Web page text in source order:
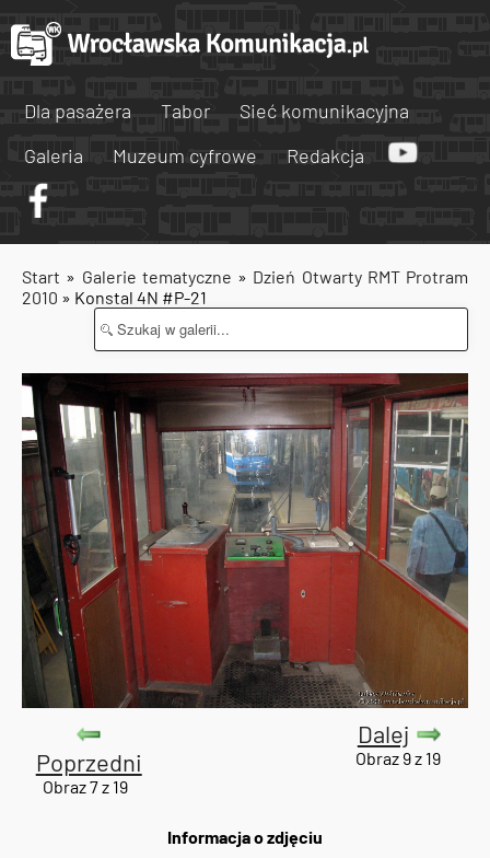
Dla pasażera Tabor
Sieć komunikacyjna
Galeria
Muzeum cyfrowe Redakcja
Start » Galerie tematyczne » Dzień Otwarty RMT Protram
2010 » Konstal 4N #P-21
Poprzedni
Obraz 7 z 19
Dalej
Obraz 9 z 19
Informacja o zdjęciu